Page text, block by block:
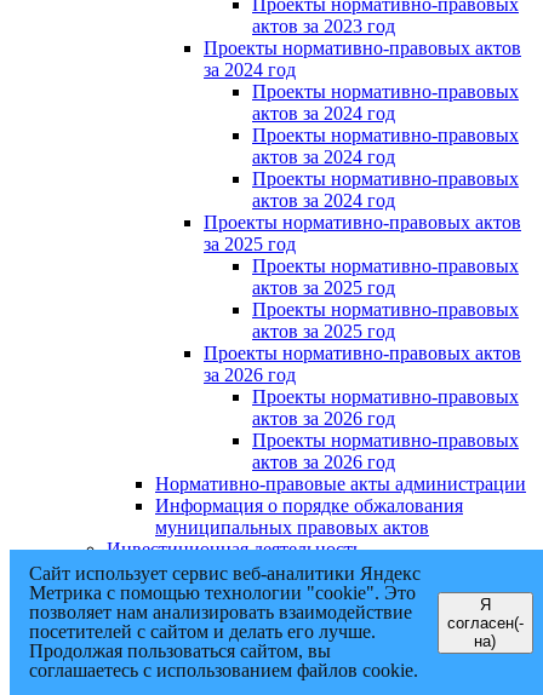
актов за 2023 год
Проекты нормативно-правовых актов
за 2024 год
Проекты нормативно-правовых
актов за 2024 год
Проекты нормативно-правовых
актов за 2024 год
Проекты нормативно-правовых
актов за 2024 год
Проекты нормативно-правовых актов
за 2025 год
Проекты нормативно-правовых
актов за 2025 год
Проекты нормативно-правовых
актов за 2025 год
Проекты нормативно-правовых актов
за 2026 год
Проекты нормативно-правовых
актов за 2026 год
Проекты нормативно-правовых
актов за 2026 год
Нормативно-правовые акты администрации
Информация о порядке обжалования
муниципальных правовых актов
Инвестиционная деятельность
Общественная приемная
Интернет-приёмная
Формы обращений
График приема
Обзор обращений
Противодействие коррупции
Сайт использует сервис веб-аналитики Яндекс
Метрика с помощью технологии "cookie". Это
позволяет нам анализировать взаимодействие
посетителей с сайтом и делать его лучше.
Продолжая пользоваться сайтом, вы
соглашаетесь с использованием файлов cookie.
Я
согласен(-
на)